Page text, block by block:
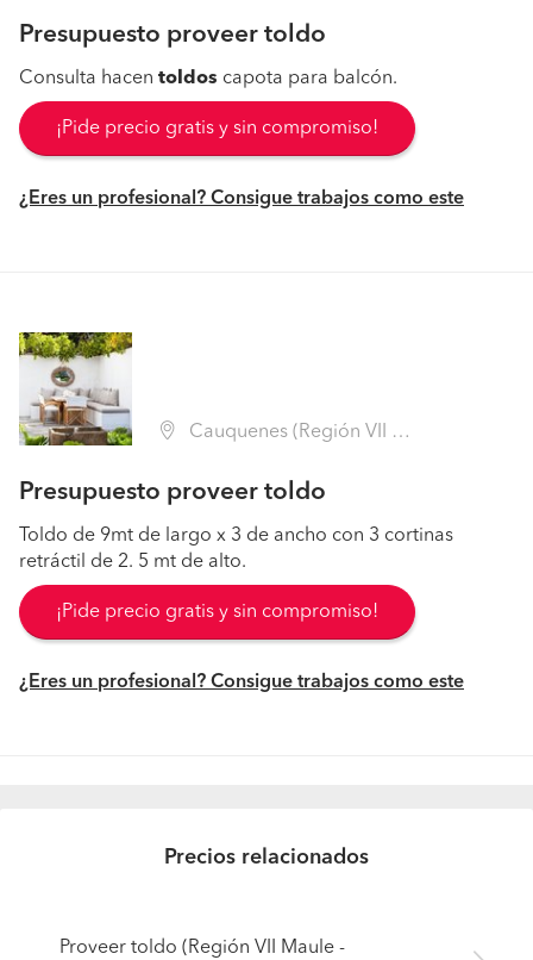
Presupuesto proveer toldo
Consulta hacen toldos capota para balcón.
¡Pide precio gratis y sin compromiso!
¿Eres un profesional? Consigue trabajos como este
Cauquenes (Región VII Maule - Cauquenes)
Presupuesto proveer toldo
Toldo de 9mt de largo x 3 de ancho con 3 cortinas
retráctil de 2. 5 mt de alto.
¡Pide precio gratis y sin compromiso!
¿Eres un profesional? Consigue trabajos como este
Precios relacionados
Proveer toldo (Región VII Maule -